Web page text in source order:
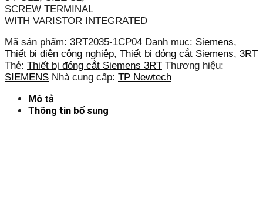
SCREW TERMINAL
WITH VARISTOR INTEGRATED
Mã sản phẩm: 3RT2035-1CP04 Danh mục: Siemens,
Thiết bị điện công nghiệp, Thiết bị đóng cắt Siemens, 3RT
Thẻ: Thiết bị đóng cắt Siemens 3RT Thương hiệu:
SIEMENS Nhà cung cấp: TP Newtech
Mô tả
Thông tin bổ sung